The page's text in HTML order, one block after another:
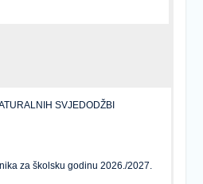
SVJEDODŽBI
za školsku godinu 2026./2027.